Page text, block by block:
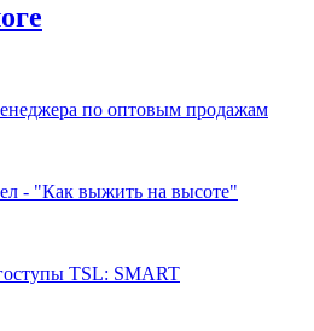
по оптовым продажам
- "Как выжить на высоте"
TSL: SMART